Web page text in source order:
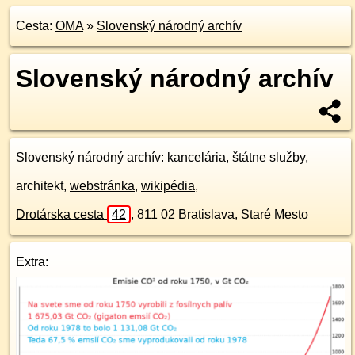
Cesta: OMA» Slovenský národný archív
Slovenský národný archív
Slovenský národný archív: kancelária, štátne služby,
architekt, webstránka, wikipédia,
Drotárska cesta 42 , 811 02 Bratislava, Staré Mesto
Extra: